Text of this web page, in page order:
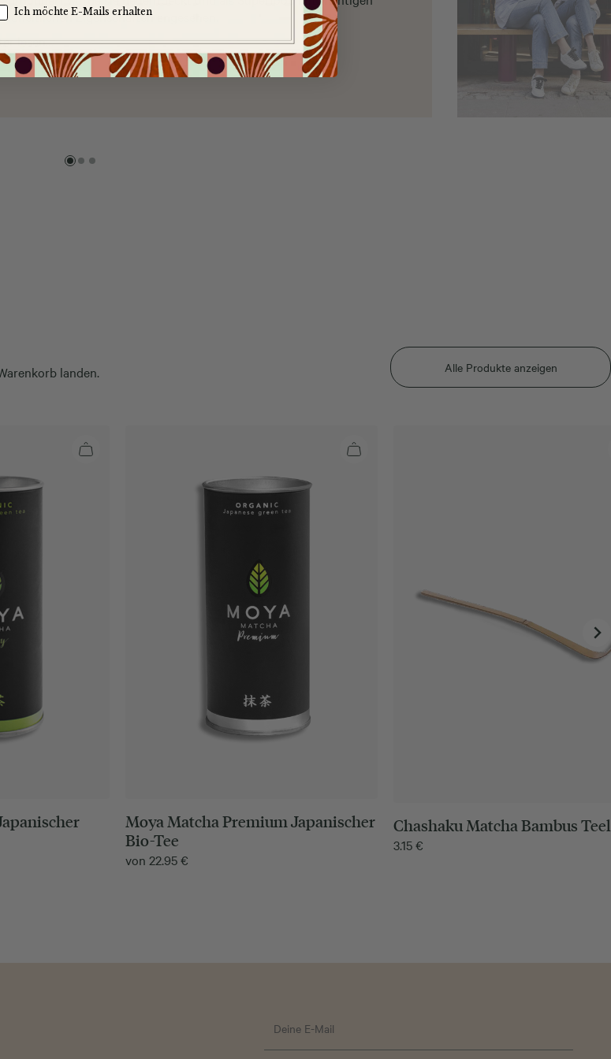
Eigenschaften angesehen.
lesen…
landen. Alle Produkte anzeigen
Moya Matcha Premium Japanischer
Bio-Tee
von 22.95€
Chashaku Matcha Bambus
3.15€
na komunikację
Ich möchte E-Mails erhalten